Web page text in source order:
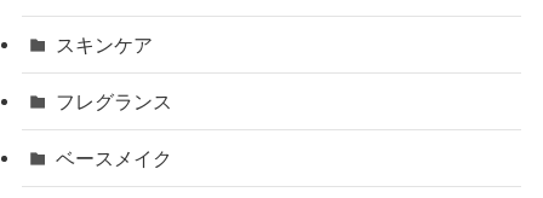
スキンケア
フレグランス
ベースメイク